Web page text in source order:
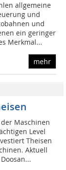
allgemeine
und
und
ein geringer
Merkmal...
mehr
Maschinen
Level
Theisen
Aktuell